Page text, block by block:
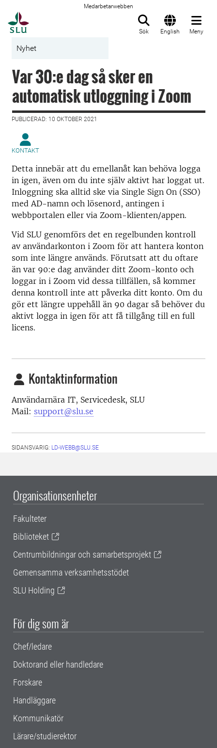
Medarbetarwebben
Sök English Meny
Nyhet
Var 30:e dag så sker en
automatisk utloggning i Zoom
PUBLICERAD: 10 OKTOBER 2021
KONTAKT
Detta innebär att du emellanåt kan behöva logga
in igen, även om du inte själv aktivt har loggat ut.
Inloggning ska alltid ske via Single Sign On (SSO)
med AD-namn och lösenord, antingen i
webbportalen eller via Zoom-klienten/appen.
Vid SLU genomförs det en regelbunden kontroll
av användarkonton i Zoom för att hantera konton
som inte längre används. Förutsatt att du oftare
än var 90:e dag använder ditt Zoom-konto och
loggar in i Zoom vid dessa tillfällen, så kommer
denna kontroll inte att påverka ditt konto. Om du
gör ett längre uppehåll än 90 dagar så behöver du
aktivt logga in igen för att få tillgång till en full
licens.
Kontaktinformation
Användarnära IT, Servicedesk, SLU
Mail: support@slu.se
SIDANSVARIG: LD-WEBB@SLU.SE
Organisationsenheter
Fakulteter
Biblioteket
Centrumbildningar och samarbetsprojekt
Gemensamma verksamhetsstödet
SLU Holding
För dig som är
Chef/ledare
Doktorand eller handledare
Forskare
Handläggare
Kommunikatör
Lärare/studierektor